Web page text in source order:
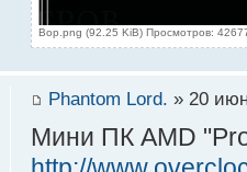
Вор.png (92.25 KiB) Просмотров:
Phantom Lord. » 20
Мини ПК AMD